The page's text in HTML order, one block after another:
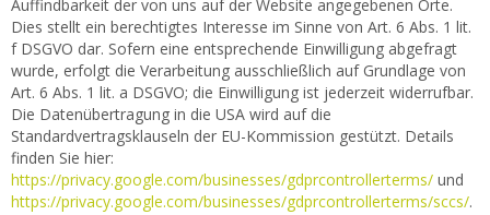
Auffindbarkeit der von uns auf der Website angegebenen Orte.
Dies stellt ein berechtigtes Interesse im Sinne von Art. 6 Abs. 1 lit.
f DSGVO dar. Sofern eine entsprechende Einwilligung abgefragt
wurde, erfolgt die Verarbeitung ausschließlich auf Grundlage von
Art. 6 Abs. 1 lit. a DSGVO; die Einwilligung ist jederzeit widerrufbar.
Die Datenübertragung in die USA wird auf die
Standardvertragsklauseln der EU-Kommission gestützt. Details
finden Sie hier:
https://privacy.google.com/businesses/gdprcontrollerterms/ und
https://privacy.google.com/businesses/gdprcontrollerterms/sccs/.